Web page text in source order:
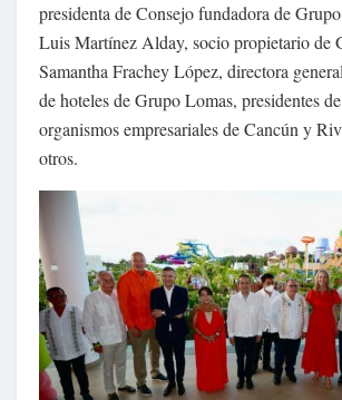
presidenta de Consejo fundadora de
Luis Martínez Alday, socio propietario de
Samantha Frachey López, directora
de hoteles de Grupo Lomas, presidentes
organismos empresariales de Cancún y
otros.